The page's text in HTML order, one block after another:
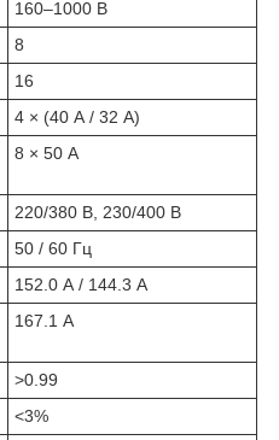
160–1000 В
8
16
4 × (40 А / 32 А)
8 × 50 А
220/380 В, 230/400 В
50 / 60 Гц
152.0 А / 144.3 А
167.1 А
>0.99
<3%